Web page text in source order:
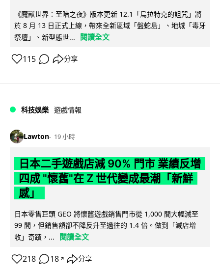
《魔獸世界：至暗之夜》版本更新 12.1「烏拉特克的詛咒」將
於 8 月 13 日正式上線，帶來全新區域「盤蛇島」、地城「毒牙
祭壇」、新型態世...
閱讀全文
115 分享
科技娛樂 遊戲情報
Lawton 19 小時
日本二手遊戲店減 90% 門市 業績反增
四成 "懷舊"在 Z 世代變成最潮「新鮮
感」
日本零售巨頭 GEO 將懷舊遊戲銷售門市從 1,000 間大幅減至
99 間，但銷售額卻不降反升至過往的 1.4 倍。做到「減店增
收」奇蹟，...
閱讀全文
218 18 ↗ 分享